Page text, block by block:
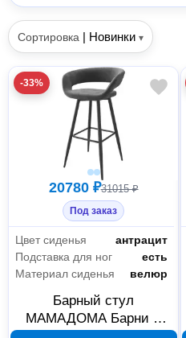
Сортировка | Новинки ▾
-33%
20780 ₽31015 ₽
Под заказ
Цвет сиденья
антрацит
Подставка для ног
есть
Материал сиденья
велюр
Барный стул
МАМАДОМА Барни Р